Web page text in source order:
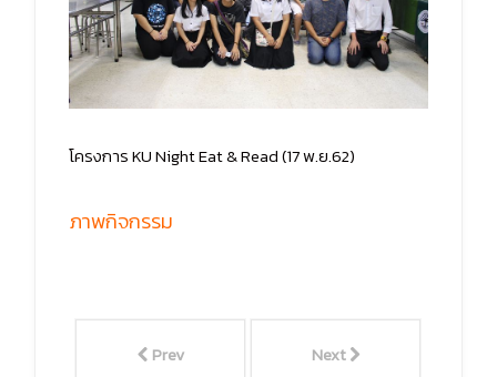
โครงการ KU Night Eat & Read (17 พ.ย.62)
ภาพกิจกรรม
Prev Next